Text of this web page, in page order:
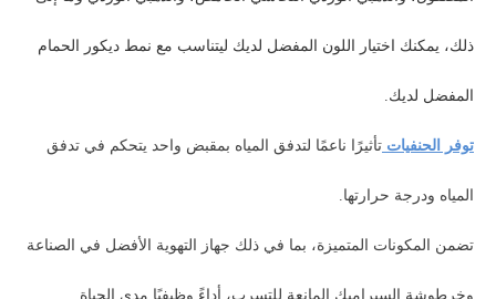
ذلك، يمكنك اختيار اللون المفضل لديك ليتناسب مع نمط ديكور الحمام
المفضل لديك.
توفر الحنفيات تأثيرًا ناعمًا لتدفق المياه بمقبض واحد يتحكم في تدفق
المياه ودرجة حرارتها.
تضمن المكونات المتميزة، بما في ذلك جهاز التهوية الأفضل في الصناعة
وخرطوشة السيراميك المانعة للتسرب، أداءً وظيفيًا مدى الحياة.